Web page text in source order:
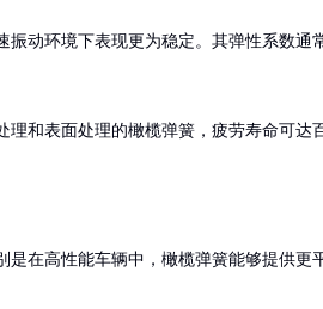
动环境下表现更为稳定。其弹性系数通
和表面处理的橄榄弹簧，疲劳寿命可达
是在高性能车辆中，橄榄弹簧能够提供更